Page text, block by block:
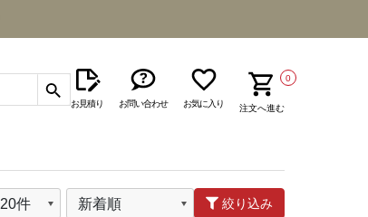
お見積り お問い合わせ お気に入り
0
注文へ進む
絞り込み